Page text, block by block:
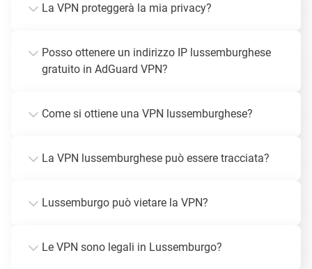
La VPN proteggerà la mia privacy?
Posso ottenere un indirizzo IP lussemburghese
gratuito in AdGuard VPN?
Come si ottiene una VPN lussemburghese?
La VPN lussemburghese può essere tracciata?
Lussemburgo può vietare la VPN?
Le VPN sono legali in Lussemburgo?